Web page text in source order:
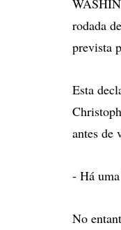
rodada
prevista
Esta
antes de
- Há
No